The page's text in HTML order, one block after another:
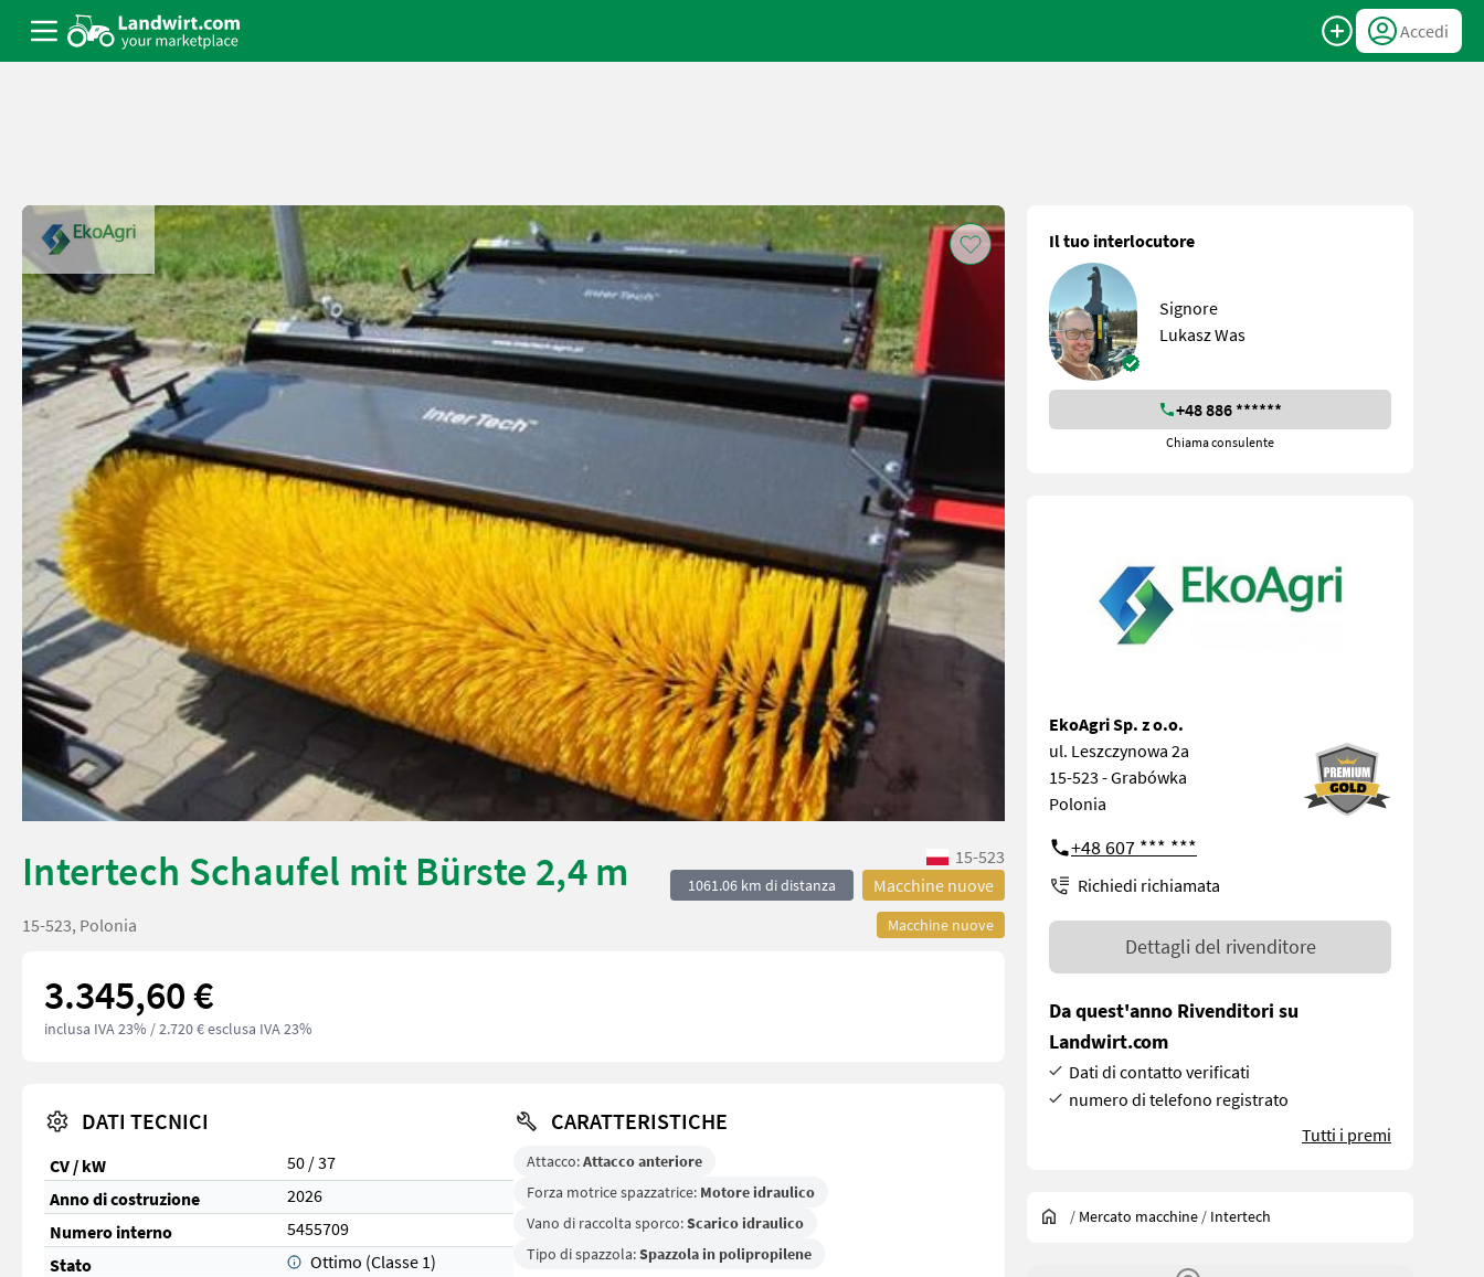
Accedi
Intertech Schaufel mit Bürste 2,4 m 15-523
1061.06 km di distanza Macchine nuove
Macchine nuove
15-523, Polonia
3.345,60 €
inclusa IVA 23% / 2.720 € esclusa IVA 23%
DATI TECNICI
CV / kW
50 / 37
Anno di costruzione
2026
Numero interno
5455709
Stato
Ottimo (Classe 1)
CARATTERISTICHE
Attacco:Attacco anteriore
Forza motrice spazzatrice: Motore idraulico
Vano di raccolta sporco:Scarico idraulico
Tipo di spazzola:Spazzola in polipropilene
Il tuo interlocutore
Signore
Lukasz Was
+48 886 ******
Chiama consulente
EkoAgri Sp. z o.o.
ul. Leszczynowa 2a
15-523 - Grabówka
Polonia
+48 607 *** ***
Richiedi richiamata
Dettagli del rivenditore
Da quest'anno Rivenditori su
Landwirt.com
Dati di contatto verificati
numero di telefono registrato
Tutti i premi
/ Mercato macchine / Intertech